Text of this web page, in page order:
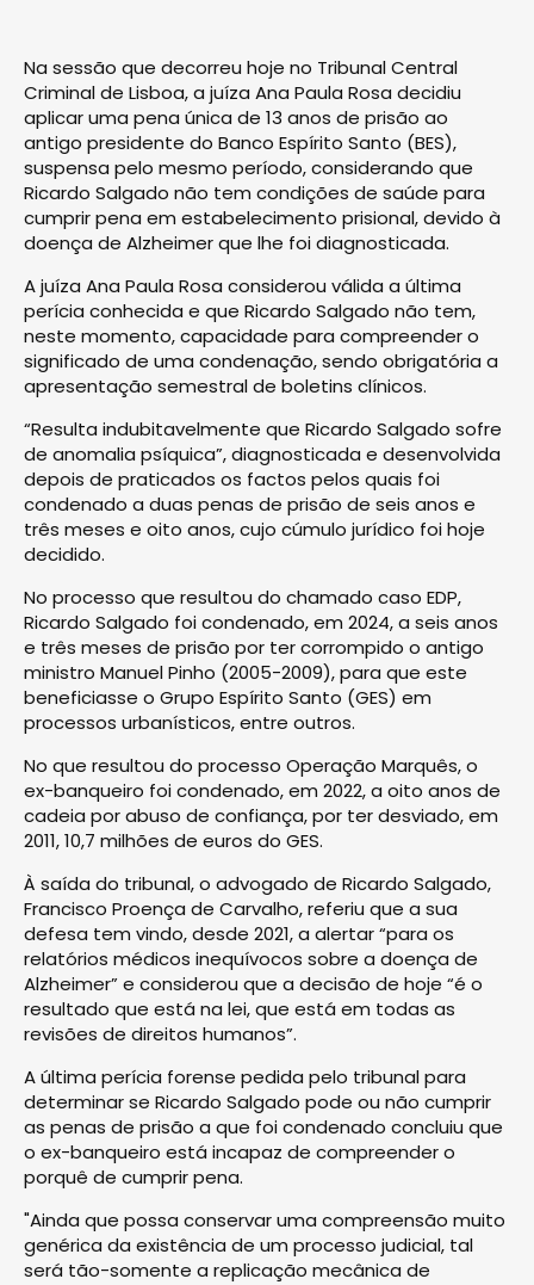
Na sessão que decorreu hoje no Tribunal Central
Criminal de Lisboa, a juíza Ana Paula Rosa decidiu
aplicar uma pena única de 13 anos de prisão ao
antigo presidente do Banco Espírito Santo (BES),
suspensa pelo mesmo período, considerando que
Ricardo Salgado não tem condições de saúde para
cumprir pena em estabelecimento prisional, devido à
doença de Alzheimer que lhe foi diagnosticada.
A juíza Ana Paula Rosa considerou válida a última
perícia conhecida e que Ricardo Salgado não tem,
neste momento, capacidade para compreender o
significado de uma condenação, sendo obrigatória a
apresentação semestral de boletins clínicos.
“Resulta indubitavelmente que Ricardo Salgado sofre
de anomalia psíquica”, diagnosticada e desenvolvida
depois de praticados os factos pelos quais foi
condenado a duas penas de prisão de seis anos e
três meses e oito anos, cujo cúmulo jurídico foi hoje
decidido.
No processo que resultou do chamado caso EDP,
Ricardo Salgado foi condenado, em 2024, a seis anos
e três meses de prisão por ter corrompido o antigo
ministro Manuel Pinho (2005-2009), para que este
beneficiasse o Grupo Espírito Santo (GES) em
processos urbanísticos, entre outros.
No que resultou do processo Operação Marquês, o
ex-banqueiro foi condenado, em 2022, a oito anos de
cadeia por abuso de confiança, por ter desviado, em
2011, 10,7 milhões de euros do GES.
À saída do tribunal, o advogado de Ricardo Salgado,
Francisco Proença de Carvalho, referiu que a sua
defesa tem vindo, desde 2021, a alertar “para os
relatórios médicos inequívocos sobre a doença de
Alzheimer” e considerou que a decisão de hoje “é o
resultado que está na lei, que está em todas as
revisões de direitos humanos”.
A última perícia forense pedida pelo tribunal para
determinar se Ricardo Salgado pode ou não cumprir
as penas de prisão a que foi condenado concluiu que
o ex-banqueiro está incapaz de compreender o
porquê de cumprir pena.
"Ainda que possa conservar uma compreensão muito
genérica da existência de um processo judicial, tal
será tão-somente a replicação mecânica de